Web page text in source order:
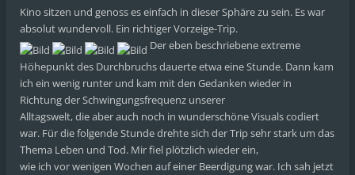
Kino sitzen und genoss es einfach in dieser Sphäre zu sein. Es war
absolut wundervoll. Ein richtiger Vorzeige-Trip.
Der eben beschriebene extreme
Höhepunkt des Durchbruchs dauerte etwa eine Stunde. Dann kam
ich ein wenig runter und kam mit den Gedanken wieder in
Richtung der Schwingungsfrequenz unserer
Alltagswelt, die aber auch noch in wunderschöne Visuals codiert
war. Für die folgende Stunde drehte sich der Trip sehr stark um das
Thema Leben und Tod. Mir fiel plötzlich wieder ein,
wie ich vor wenigen Wochen auf einer Beerdigung war. Ich sah jetzt